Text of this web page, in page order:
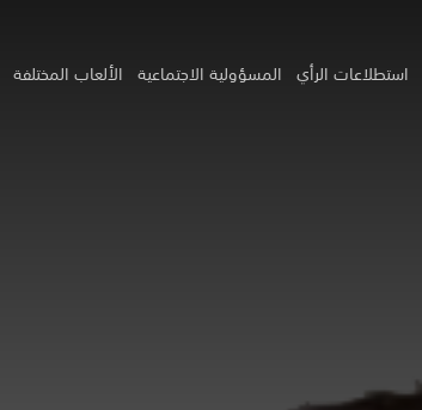
استطلاعات الرأي المسؤولية الاجتماعية الألعاب المختلفة